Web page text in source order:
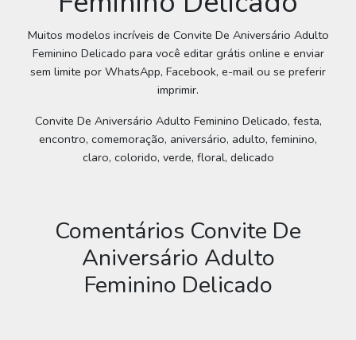
Muitos modelos incríveis de Convite De Aniversário Adulto
Feminino Delicado para você editar grátis online e enviar
sem limite por WhatsApp, Facebook, e-mail ou se preferir
imprimir.
Convite De Aniversário Adulto Feminino Delicado, festa,
encontro, comemoração, aniversário, adulto, feminino,
claro, colorido, verde, floral, delicado
Comentários Convite De
Aniversário Adulto
Feminino Delicado